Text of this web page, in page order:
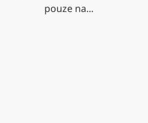
pouze na...